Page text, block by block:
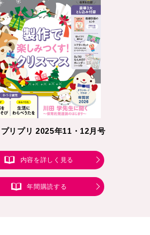
リプリ 2025年11・12月号
内容を詳しく見る
年間購読する